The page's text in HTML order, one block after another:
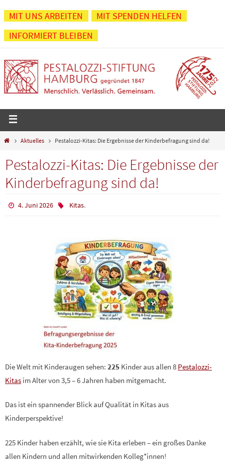
Zum
Inhalt
springen
MIT UNS ARBEITEN
MIT SPENDEN HELFEN
INFORMIERT BLEIBEN
StartAktuelles Pestalozzi-Kitas: Die Ergebnisse der Kinderbefragung sind da!
Pestalozzi-Kitas: Die Ergebnisse der
Kinderbefragung sind da!
4. Juni 2026 Kitas.
Die Welt mit Kinderaugen sehen: 225 Kinder aus allen 8 Pestalozzi-
Kitas im Alter von 3,5 – 6 Jahren haben mitgemacht.
Das ist ein spannender Blick auf Qualität in Kitas aus
Kinderperspektive!
225 Kinder haben erzählt, wie sie Kita erleben – ein großes Danke
allen Kindern und allen mitwirkenden Kolleg*innen!